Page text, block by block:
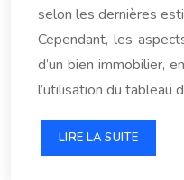
selon les dernières
Cependant, les
d’un bien immobilier,
l’utilisation du tableau
LIRE LA SUITE